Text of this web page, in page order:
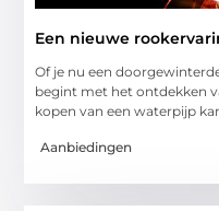
Een nieuwe
Of je nu een
begint met het ontdekken
kopen van een waterpijp
Aanbiedingen